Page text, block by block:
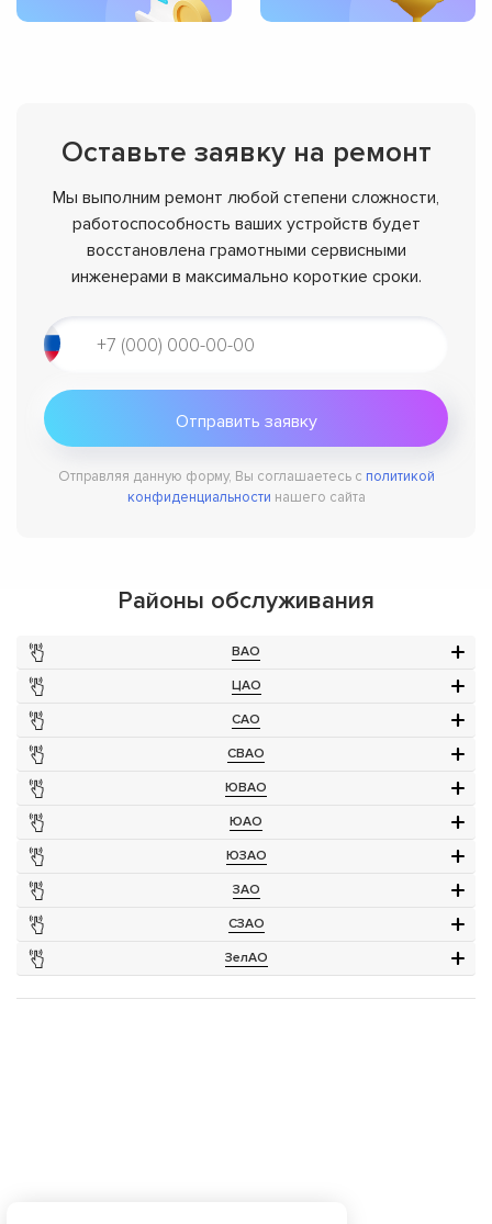
Оставьте заявку на ремонт
Мы выполним ремонт любой степени сложности,
работоспособность ваших устройств будет
восстановлена грамотными сервисными
инженерами в максимально короткие сроки.
Отправляя данную форму, Вы соглашаетесь с политикой
конфиденциальности нашего сайта
Районы обслуживания
ВАО
ЦАО
САО
СВАО
ЮВАО
ЮАО
ЮЗАО
ЗАО
СЗАО
ЗелАО